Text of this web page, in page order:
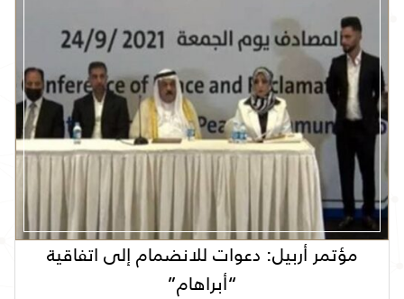
مؤتمر أربيل: دعوات للانضمام إلى اتفاقية
“أبراهام”